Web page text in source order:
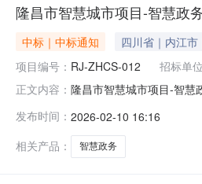
隆昌市智慧城市项目-智慧政
中标｜中标通知 四川省｜内江市
项目编号： RJ-ZHCS-012 招标单
正文内容： 隆昌市智慧城市项目-智慧
润信息技术有限公司四川
交供应商携带
发布时间： 2026-02-10 16:16
相关产品：
智慧政务